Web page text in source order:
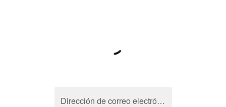
Dirección de correo electrónico